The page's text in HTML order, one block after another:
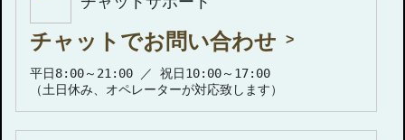
チャットでお問い合わせ
平日8:00～21:00 ／ 祝日10:00～17:00
（土日休み、オペレーターが対応致します）